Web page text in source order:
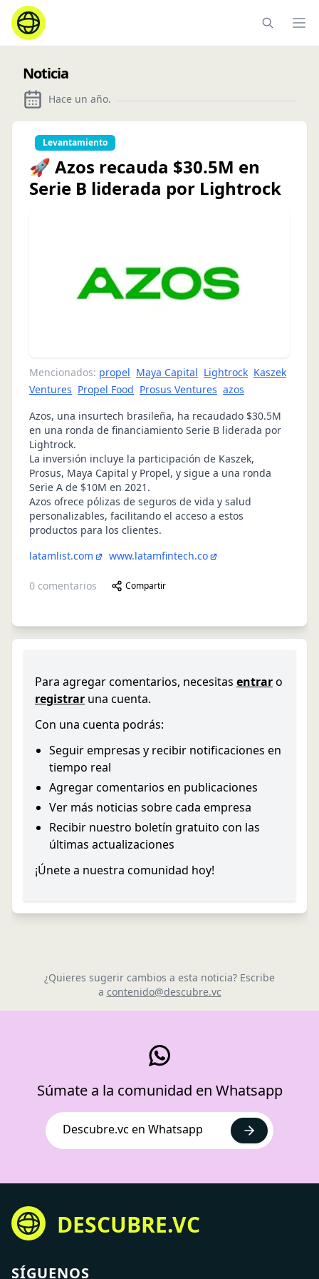
Noticia
Hace un año.
Levantamiento
🚀 Azos recauda $30.5M en
Serie B liderada por Lightrock
Mencionados: propel Maya Capital Lightrock Kaszek
Ventures Propel Food Prosus Ventures azos
Azos, una insurtech brasileña, ha recaudado $30.5M
en una ronda de financiamiento Serie B liderada por
Lightrock.
La inversión incluye la participación de Kaszek,
Prosus, Maya Capital y Propel, y sigue a una ronda
Serie A de $10M en 2021.
Azos ofrece pólizas de seguros de vida y salud
personalizables, facilitando el acceso a estos
productos para los clientes.
latamlist.com
www.latamfintech.co
0 comentarios Compartir
Para agregar comentarios, necesitas entraro
registrar una cuenta.
Con una cuenta podrás:
Seguir empresas y recibir notificaciones en
tiempo real
Agregar comentarios en publicaciones
Ver más noticias sobre cada empresa
Recibir nuestro boletín gratuito con las
últimas actualizaciones
¡Únete a nuestra comunidad hoy!
¿Quieres sugerir cambios a esta noticia? Escribe
a contenido@descubre.vc
Súmate a la comunidad en Whatsapp
Descubre.vc en Whatsapp
DESCUBRE.VC
SÍGUENOS